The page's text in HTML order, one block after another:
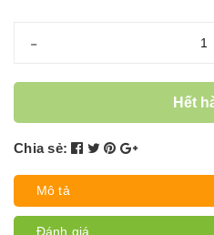
-
Hết
Chia sẻ:
Mô tả
Đánh giá